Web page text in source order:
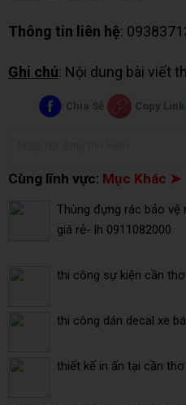
Thông tin liên hệ:
Ghi chú: Nội dung bài viết
Chia Sẻ Copy Link
Cùng lĩnh vực: Mục Khác ➤
Thùng đựng rác bảo vệ
giá rẻ- lh 0911082000
thi công sự kiện cần thơ
thi công dán decal xe
thiết kế in ấn tại cần thơ